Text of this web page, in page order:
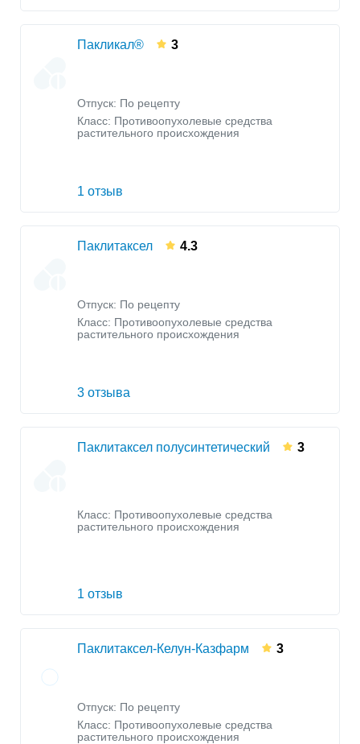
Пакликал® 3
Отпуск: По рецепту
Класс: Противоопухолевые средства
растительного происхождения
1 отзыв
Паклитаксел 4.3
Отпуск: По рецепту
Класс: Противоопухолевые средства
растительного происхождения
3 отзыва
Паклитаксел полусинтетический 3
Класс: Противоопухолевые средства
растительного происхождения
1 отзыв
Паклитаксел-Келун-Казфарм 3
Отпуск: По рецепту
Класс: Противоопухолевые средства
растительного происхождения